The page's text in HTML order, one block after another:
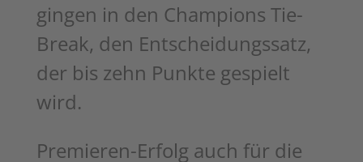
gingen in den Champions Tie-
Break, den Entscheidungssatz,
der bis zehn Punkte gespielt
wird.
Premieren-Erfolg auch für die